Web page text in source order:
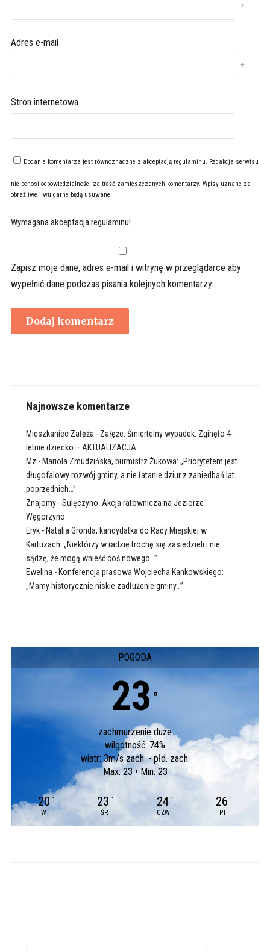
*
Adres e-mail
*
Stron internetowa
Dodanie komentarza jest równoznaczne z akceptacją regulaminu. Redakcja serwisu
nie ponosi odpowiedzialności za treść zamieszczanych komentarzy. Wpisy uznane za
obraźliwe i wulgarne będą usuwane.
Wymagana akceptacja regulaminu!
Zapisz moje dane, adres e-mail i witrynę w przeglądarce aby
wypełnić dane podczas pisania kolejnych komentarzy.
Najnowsze komentarze
Mieszkaniec Załęża - Załęże. Śmiertelny wypadek. Zginęło 4-
letnie dziecko – AKTUALIZACJA
Mz - Mariola Zmudzińska, burmistrz Żukowa: „Priorytetem jest
długofalowy rozwój gminy, a nie łatanie dziur z zaniedbań lat
poprzednich…”
Znajomy-Sulęczyno. Akcja ratownicza na Jeziorze
Węgorzyno
Eryk- Natalia Gronda, kandydatka do Rady Miejskiej w
Kartuzach: „Niektórzy w radzie trochę się zasiedzieli i nie
sądzę, że mogą wnieść coś nowego…”
Ewelina - Konferencja prasowa Wojciecha Kankowskiego:
„Mamy historycznie niskie zadłużenie gminy…”
POGODA
23 °
zachmurzenie duże
wilgotność: 74%
wiatr: 3m/s zach. - płd. zach.
Max: 23 • Min: 23
20 °
WT
23 °
ŚR
24 °
CZW
26 °
PT